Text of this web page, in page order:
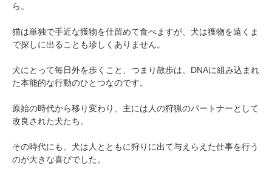
ら。
猫は単独で手近な獲物を仕留めて食べますが、犬は獲物を遠くま
で探しに出ることも珍しくありません。
犬にとって毎日外を歩くこと、つまり散歩は、DNAに組み込まれ
た本能的な行動のひとつなのです。
原始の時代から移り変わり、主には人の狩猟のパートナーとして
改良された犬たち。
その時代にも、犬は人とともに狩りに出て与えらえた仕事を行う
のが大きな喜びでした。